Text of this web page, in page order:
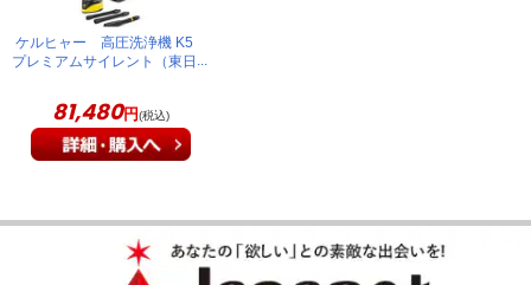
ケルヒャー 高圧洗浄機 K5
プレミアムサイレント（東日
81,480円(税込)